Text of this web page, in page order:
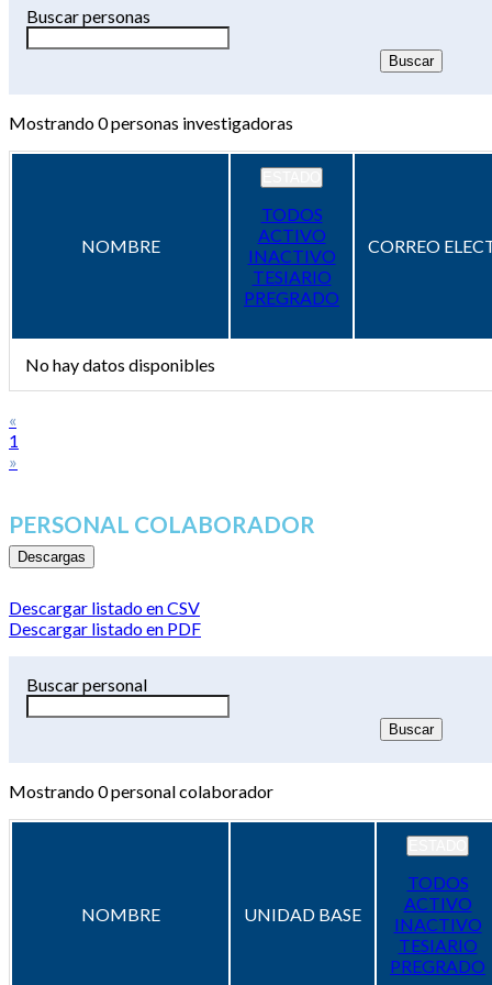
Buscar personas
Mostrando0personas investigadoras
NOMBRE
TODOS
ACTIVO
INACTIVO
TESIARIO
PREGRADO
CORREO
No hay datos disponibles
«
1
»
PERSONAL COLABORADOR
Descargas
Descargar listado en CSV
Descargar listado en PDF
Buscar personal
Mostrando0personal colaborador
NOMBRE UNIDAD BASE
TODOS
ACTIVO
INACTIVO
TESIARIO
PREGRADO